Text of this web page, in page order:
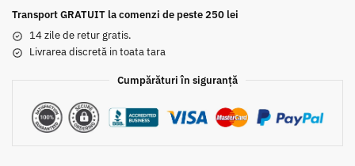
Transport GRATUIT la comenzi de peste 250 lei
14 zile de retur gratis.
Livrarea discretă in toata tara
Cumpărături în siguranță